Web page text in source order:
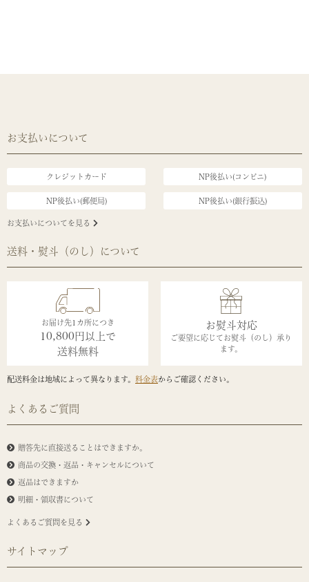
お支払いについて
クレジットカード NP後払い(コンビニ)
NP後払い(郵便局) NP後払い(銀行振込)
お支払いについてを見る
送料・熨斗（のし）について
お届け先1カ所につき
10,800円以上で
送料無料
お熨斗対応
ご要望に応じてお熨斗（のし）承り
ます。
配送料金は地域によって異なります。 料金表からご確認ください。
よくあるご質問
贈答先に直接送ることはできますか。
商品の交換・返品・キャンセルについて
返品はできますか
明細・領収書について
よくあるご質問を見る
サイトマップ